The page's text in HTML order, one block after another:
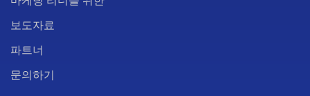
보도자료
파트너
문의하기